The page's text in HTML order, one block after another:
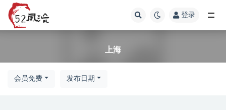
登录
上海
会员免费 发布日期